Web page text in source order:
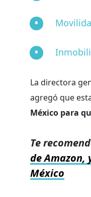
La directora
agregó que
México para
Te
de Amazon,
México